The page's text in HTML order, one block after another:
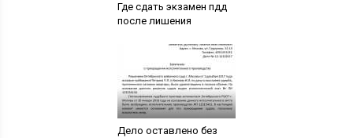
Где сдать экзамен пдд
после лишения
Дело оставлено без